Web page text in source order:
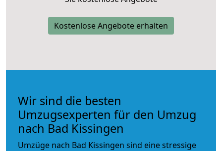
Kostenlose Angebote erhalten
Wir sind die besten
Umzugsexperten für den Umzug
nach Bad Kissingen
Umzüge nach Bad Kissingen sind eine stressige